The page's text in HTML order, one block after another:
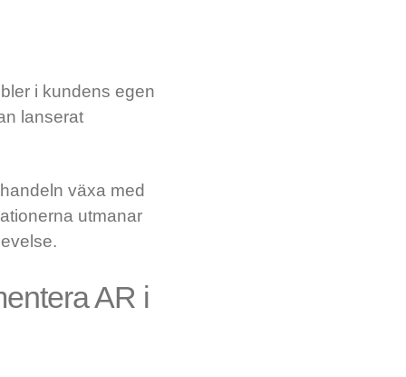
i kundens egen
lanserat
växa med
utmanar
AR i